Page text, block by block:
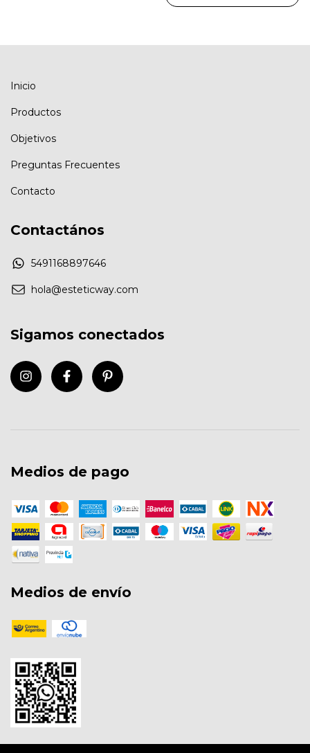
Inicio
Productos
Objetivos
Preguntas Frecuentes
Contacto
Contactános
5491168897646
hola@esteticway.com
Sigamos conectados
Medios de pago
Medios de envío